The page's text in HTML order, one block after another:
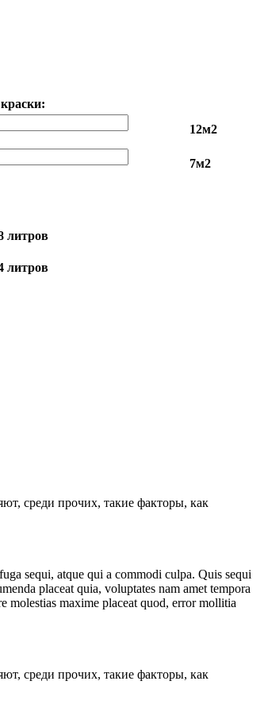
12м2
7м2
литров
литров
среди прочих, такие факторы, как
sequi, atque qui a commodi culpa. Quis sequi
placeat quia, voluptates nam amet tempora
molestias maxime placeat quod, error mollitia
среди прочих, такие факторы, как